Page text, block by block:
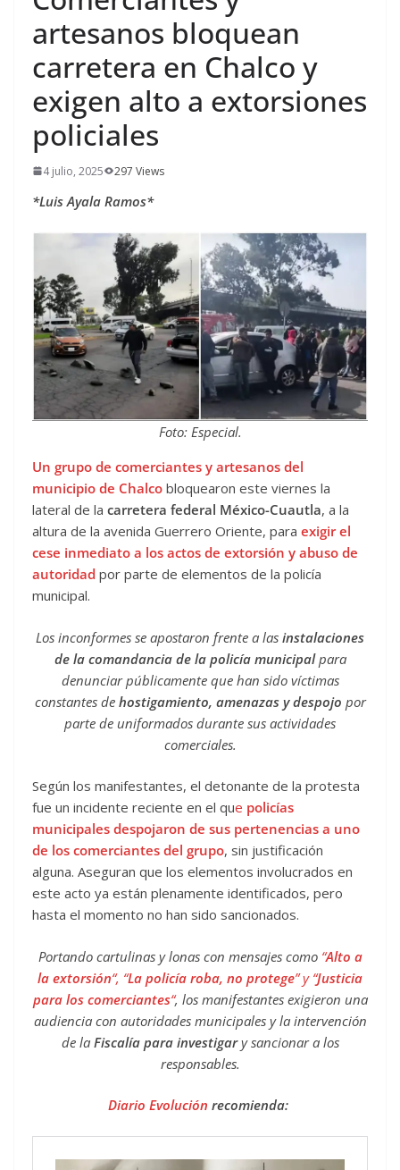
artesanos bloquean
carretera en Chalco y
exigen alto a extorsiones
policiales
4 julio, 2025 297 Views
*Luis Ayala Ramos*
Foto: Especial.
Un grupo de comerciantes y artesanos del
municipio de Chalco bloquearon este viernes la
lateral de la carretera federal México-Cuautla, a la
altura de la avenida Guerrero Oriente, para exigir el
cese inmediato a los actos de extorsión y abuso de
autoridad por parte de elementos de la policía
municipal.
Los inconformes se apostaron frente a las instalaciones
de la comandancia de la policía municipalpara
denunciar públicamente que han sido víctimas
constantes de hostigamiento, amenazas y despojo por
parte de uniformados durante sus actividades
comerciales.
Según los manifestantes, el detonante de la protesta
fue un incidente reciente en el que policías
municipales despojaron de sus pertenencias a uno
de los comerciantes del grupo, sin justificación
alguna. Aseguran que los elementos involucrados en
este acto ya están plenamente identificados, pero
hasta el momento no han sido sancionados.
Portando cartulinas y lonas con mensajes como “Alto a
la extorsión“, “La policía roba, no protege” y “Justicia
para los comerciantes“, los manifestantes exigieron una
audiencia con autoridades municipales y la intervención
de la Fiscalía para investigary sancionar a los
responsables.
Diario Evolución recomienda: